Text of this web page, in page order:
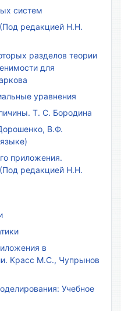
систем
редакцией Н.Н.
разделов теории
для
уравнения
Т. С. Бородина
В.Ф.
приложения.
редакцией Н.Н.
в
Красс М.С., Чупрынов
Учебное